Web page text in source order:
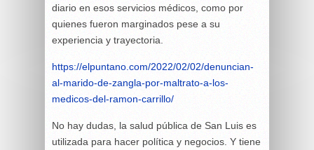
diario en esos servicios médicos, como por
quienes fueron marginados pese a su
experiencia y trayectoria.
https://elpuntano.com/2022/02/02/denuncian-
al-marido-de-zangla-por-maltrato-a-los-
medicos-del-ramon-carrillo/
No hay dudas, la salud pública de San Luis es
utilizada para hacer política y negocios. Y tiene